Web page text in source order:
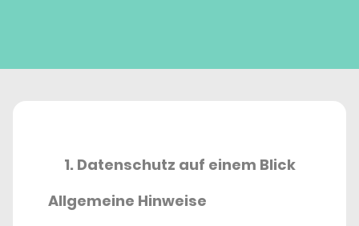
1. Datenschutz auf einem Blick
Allgemeine Hinweise